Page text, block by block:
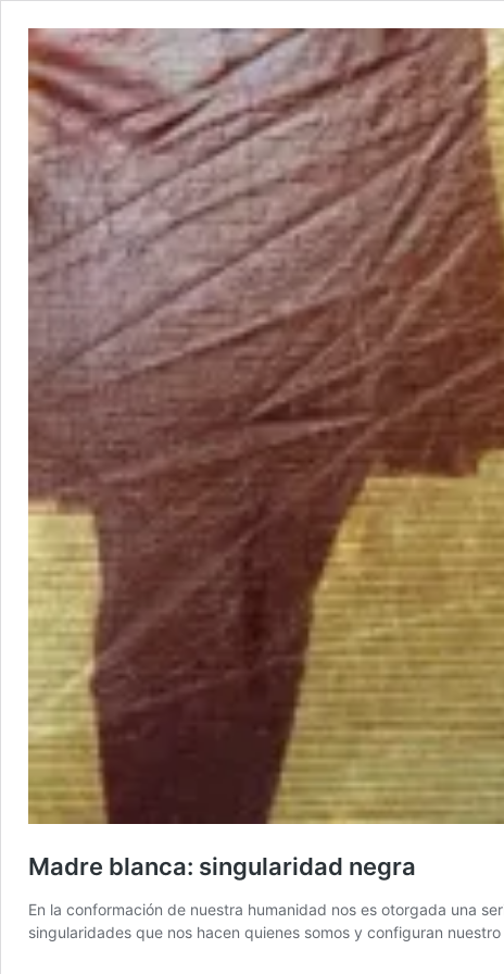
Madre blanca: singularidad negra
En la conformación de nuestra humanidad nos es otorgada una
singularidades que nos hacen quienes somos y configuran